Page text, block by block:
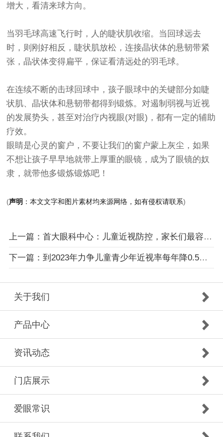
增大，看清来球方向。
当羽毛球高速飞行时，人的睫状肌收缩。当回球远去
时，则刚好相反，睫状肌放松，连接晶状体的悬韧带紧
张，晶状体变得扁平，保证看清远处的羽毛球。
在连续不断的击球回球中，孩子眼球中的关键部分如睫
状肌、晶状体和悬韧带都得到锻炼。对遏制弱视与近视
的发展势头，甚至对治疗内视眼(对眼)，都有一定的辅助
疗效。
眼睛是心灵的窗户，不要让我们的窗户蒙上灰尘，如果
不想让孩子早早地就带上厚重的眼镜，成为了眼镜的奴
隶，就带他多锻炼锻炼吧！
(声明 ：本文文字和图片素材均来源网络，如有侵权请联系)
上一篇：首大眼科中心：儿童近视防控，家长们最容易“翻车”的问题
下一篇：到2023年力争儿童青少年近视率每年降0.5个百分点以上
关于我们
产品中心
资讯动态
门店展示
爱眼常识